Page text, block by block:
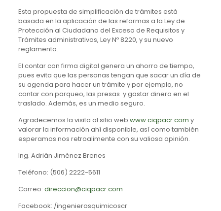
Esta propuesta de simplificación de trámites está
basada en la aplicación de las reformas a la Ley de
Protección al Ciudadano del Exceso de Requisitos y
Trámites administrativos, Ley Nº 8220, y su nuevo
reglamento.
El contar con firma digital genera un ahorro de tiempo,
pues evita que las personas tengan que sacar un día de
su agenda para hacer un trámite y por ejemplo, no
contar con parqueo, las presas y gastar dinero en el
traslado. Además, es un medio seguro.
Agradecemos la visita al sitio web www.ciqpacr.com y
valorar la información ahí disponible, así como también
esperamos nos retroalimente con su valiosa opinión.
Ing. Adrián Jiménez Brenes
Teléfono: (506) 2222-5611
Correo: direccion@ciqpacr.com
Facebook: /ingenierosquimicoscr